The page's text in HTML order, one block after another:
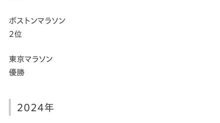
ボストンマラソン
2位
東京マラソン
優勝
2024年